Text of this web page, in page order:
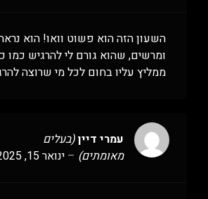
השעון הזה הוא פשוט וואו! הוא
ומרשים, שהוא גורם לי להרגיש כמו
ממליץ עליו בחום לכל מי שרוצה
עמרי דיין(בעלים
מאומתים) – ינואר 15, 2025